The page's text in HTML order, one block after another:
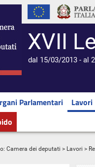
XVII
dal 15/03/2013 - al
Parlamentari Lavori
Camera dei deputati > Lavori >